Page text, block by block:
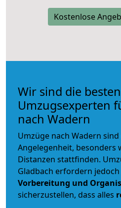
Kostenlose
Wir sind die besten
Umzugsexperten
nach Wadern
Umzüge nach Wadern
Angelegenheit, besonders
Distanzen stattfinden.
Gladbach erfordern
Vorbereitung und
sicherzustellen, dass alles